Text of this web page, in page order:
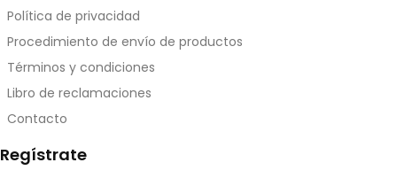
Política de privacidad
Procedimiento de envío de productos
Términos y condiciones
Libro de reclamaciones
Contacto
Regístrate